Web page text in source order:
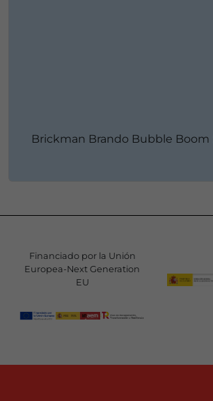
Brickman Brando Bubble Boom
Financiado por la Unión
Europea-Next Generation
EU